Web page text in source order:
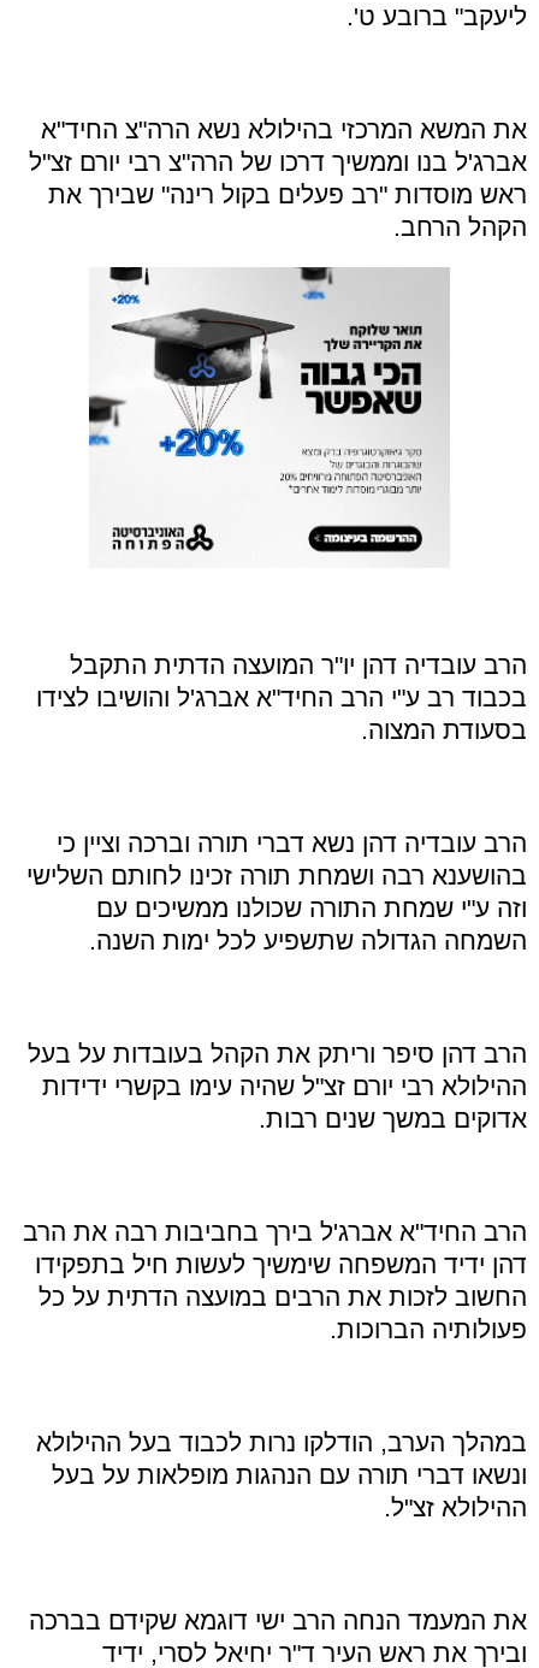
ליעקב" ברובע ט'.
את המשא המרכזי בהילולא נשא הרה"צ החיד"א
אברג'ל בנו וממשיך דרכו של הרה"צ רבי יורם זצ"ל
ראש מוסדות "רב פעלים בקול רינה" שבירך את
הקהל הרחב.
הרב עובדיה דהן יו"ר המועצה הדתית התקבל
בכבוד רב ע"י הרב החיד"א אברג'ל והושיבו לצידו
בסעודת המצוה.
הרב עובדיה דהן נשא דברי תורה וברכה וציין כי
בהושענא רבה ושמחת תורה זכינו לחותם השלישי
וזה ע"י שמחת התורה שכולנו ממשיכים עם
השמחה הגדולה שתשפיע לכל ימות השנה.
הרב דהן סיפר וריתק את הקהל בעובדות על בעל
ההילולא רבי יורם זצ"ל שהיה עימו בקשרי ידידות
אדוקים במשך שנים רבות.
הרב החיד"א אברג'ל בירך בחביבות רבה את הרב
דהן ידיד המשפחה שימשיך לעשות חיל בתפקידו
החשוב לזכות את הרבים במועצה הדתית על כל
פעולותיה הברוכות.
במהלך הערב, הודלקו נרות לכבוד בעל ההילולא
ונשאו דברי תורה עם הנהגות מופלאות על בעל
ההילולא זצ"ל.
את המעמד הנחה הרב ישי דוגמא שקידם בברכה
ובירך את ראש העיר ד"ר יחיאל לסרי, ידיד